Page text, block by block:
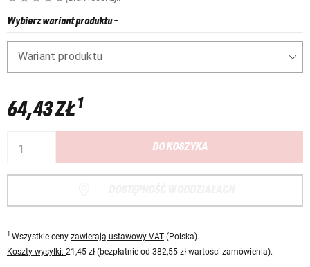
Wybierz wariant produktu-
Wariant produktu
64,43 ZŁ1
DO KOSZYKA
1 Wszystkie ceny zawierają ustawowy VAT (Polska).
Koszty wysyłki: 21,45 zł (bezpłatnie od 382,55 zł wartości zamówienia).